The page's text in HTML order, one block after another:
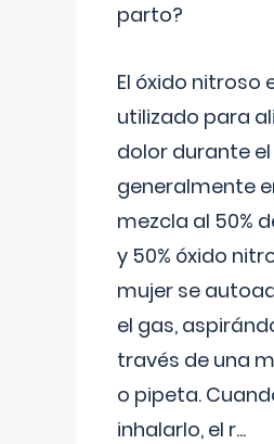
parto?
El óxido nitroso
utilizado para
dolor durante
generalmente
mezcla al 50%
y 50% óxido
mujer se
el gas,
través de una
o pipeta.
inhalarlo, el r...